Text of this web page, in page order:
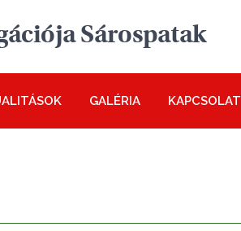
Sárospatak
GALÉRIA KAPCSOLAT